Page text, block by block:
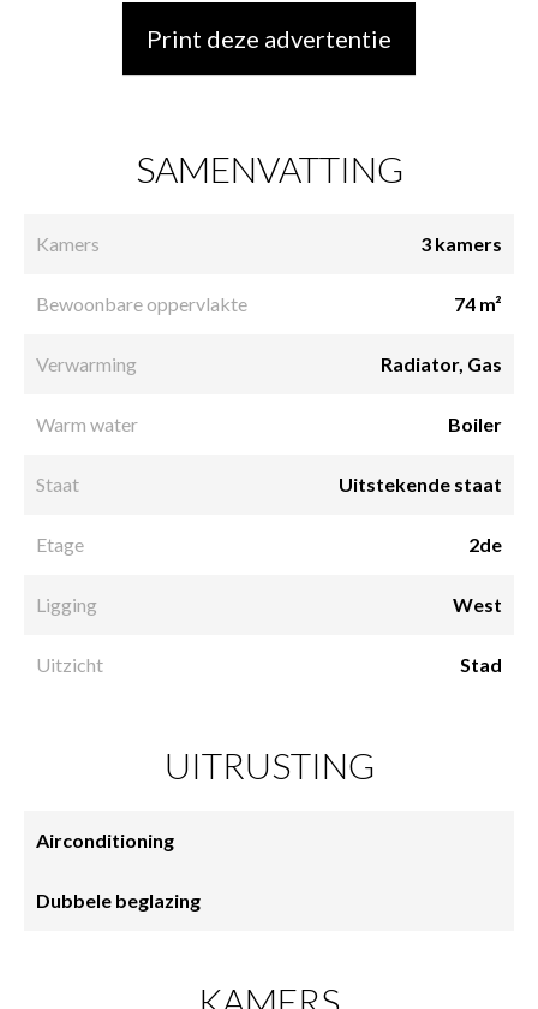
Print deze advertentie
SAMENVATTING
Kamers 3 kamers
Bewoonbare oppervlakte 74 m²
Verwarming Radiator, Gas
Warm water Boiler
Staat Uitstekende staat
Etage 2de
Ligging West
Uitzicht Stad
UITRUSTING
Airconditioning
Dubbele beglazing